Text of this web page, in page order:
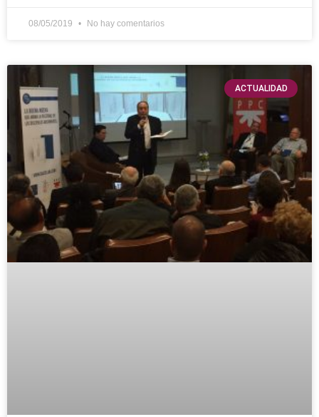
08/05/2019 No hay comentarios
ACTUALIDAD